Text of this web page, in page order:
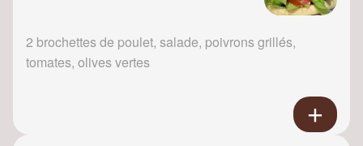
2 brochettes de poulet, salade, poivrons grillés,
tomates, olives vertes